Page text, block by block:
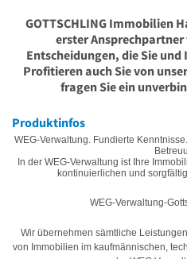
GOTTSCHLING Immobilien
erster
Entscheidungen, die Sie
Profitieren auch Sie von
fragen Sie ein
Produktinfos
WEG-Verwaltung. Fundierte
In der WEG-Verwaltung ist Ihre
kontinuierlichen und
WEG-Verwaltung-
Wir übernehmen sämtliche
von Immobilien im kaufmännischen,